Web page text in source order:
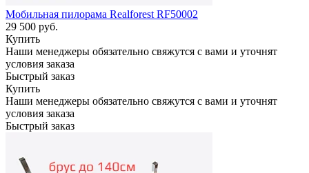
Мобильная пилорама Realforest RF50002
29 500 руб.
Купить
Наши менеджеры обязательно свяжутся с вами и уточнят
условия заказа
Быстрый заказ
Купить
Наши менеджеры обязательно свяжутся с вами и уточнят
условия заказа
Быстрый заказ